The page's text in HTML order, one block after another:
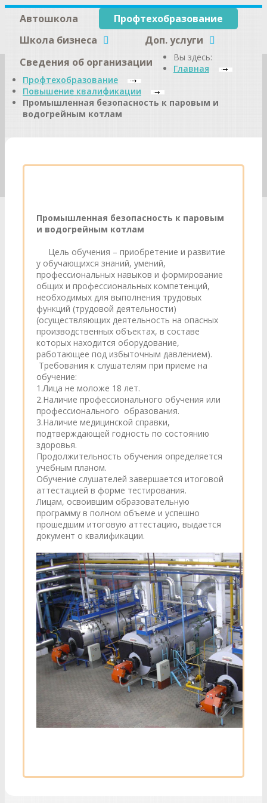
Автошкола
Профтехобразование
Школа бизнеса
Доп. услуги
Сведения об организации
Вы здесь:
Главная
Профтехобразование
Повышение квалификации
Промышленная безопасность к паровым и
водогрейным котлам
Промышленная безопасность к паровым
и водогрейным котлам
Цель обучения – приобретение и развитие
у обучающихся знаний, умений,
профессиональных навыков и формирование
общих и профессиональных компетенций,
необходимых для выполнения трудовых
функций (трудовой деятельности)
(осуществляющих деятельность на опасных
производственных объектах, в составе
которых находится оборудование,
работающее под избыточным давлением).
Требования к слушателям при приеме на
обучение:
1.Лица не моложе 18 лет.
2.Наличие профессионального обучения или
профессионального образования.
3.Наличие медицинской справки,
подтверждающей годность по состоянию
здоровья.
Продолжительность обучения определяется
учебным планом.
Обучение слушателей завершается итоговой
аттестацией в форме тестирования.
Лицам, освоившим образовательную
программу в полном объеме и успешно
прошедшим итоговую аттестацию, выдается
документ о квалификации.